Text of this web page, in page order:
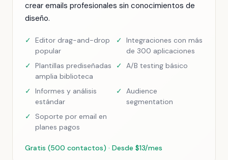
crear emails profesionales sin conocimientos de
diseño.
✓ Editor drag-and-drop
popular
✓ Integraciones con más
de 300 aplicaciones
✓ Plantillas prediseñadas
amplia biblioteca
✓ A/B testing básico
✓ Informes y análisis
estándar
✓ Audience
segmentation
✓
Soporte por email en
planes pagos
Gratis (500 contactos) · Desde $13/mes